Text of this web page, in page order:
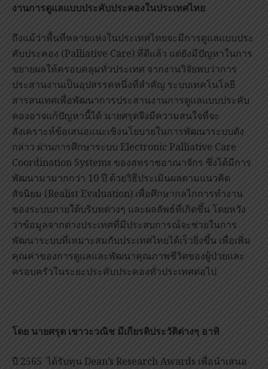
งานการดูแลแบบประคับประคองในประเทศไทย
ถึงแม้ว่าพื้นที่หลายแห่งในประเทศไทยจะมีการดูแลแบบประ
คับประคอง (Palliative Care) ที่ดีแล้ว แต่ยังมีปัญหาในการ
ขยายผลให้ครอบคลุมทั่วประเทศ จากงานวิจัยพบว่าการ
ประสานงานเป็นอุปสรรคหนึ่งที่สำคัญ ระบบเทคโนโลยี
สารสนเทศเพื่อพัฒนาการประสานงานการดูแลแบบประคับ
คองอาจแก้ปัญหานี้ได้ นายศรุตจึงมีความสนใจที่จะ
สังเคราะห์ข้อเสนอแนะเชิงนโยบายในการพัฒนาระบบดัง
กล่าว ผ่านการศึกษาระบบ Electronic Palliative Care
Coordination Systems ของสหราชอาณาจักร ซึ่งได้มีการ
พัฒนามามากกว่า 10 ปี ด้วยวิธีประเมินผลตามแนวคิด
สัจนิยม (Realist Evaluation) เพื่อศึกษากลไกการทำงาน
ของระบบภายใต้บริบทต่างๆ และผลลัพธ์ที่เกิดขึ้น โดยหวัง
ว่าข้อมูลจากต่างประเทศที่มีประสบการณ์จะช่วยในการ
พัฒนาระบบที่เหมาะสมกับประเทศไทยได้เร็วยิ่งขึ้น เพื่อเพิ่ม
คุณค่าของการดูแลและพัฒนาคุณภาพชีวิตของผู้ป่วยและ
ครอบครัวในระยะประคับประคองทั่วประเทศต่อไป
โดย นายศรุต เชาวะวณิช มีเกียรติประวัติต่างๆ อาทิ
ปี 2565 ได้รับทุน Dean’s Research Awards เพื่อนำเสนอ